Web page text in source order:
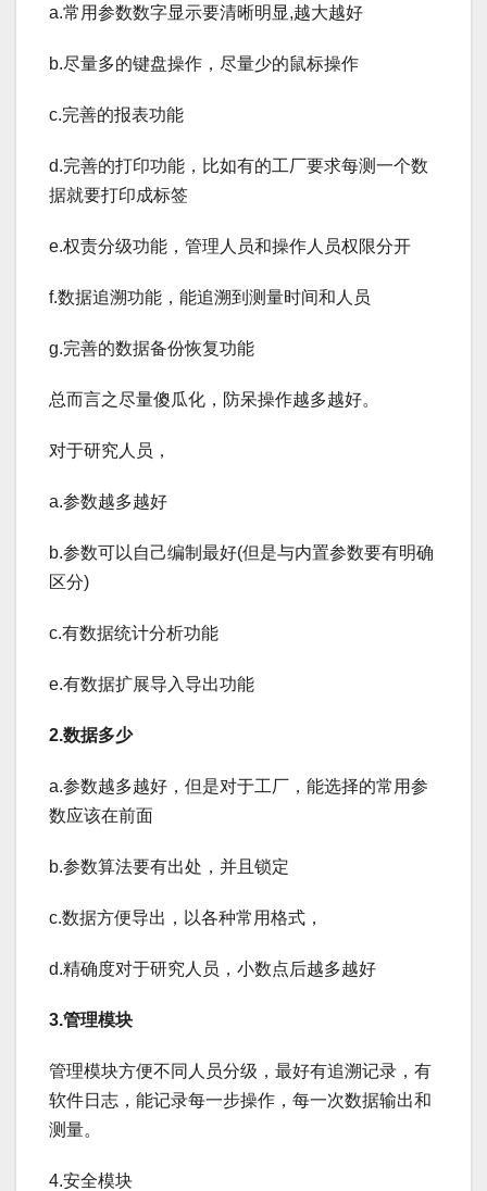
a.常用参数数字显示要清晰明显,越大越好
b.尽量多的键盘操作，尽量少的鼠标操作
c.完善的报表功能
d.完善的打印功能，比如有的工厂要求每测一个数
据就要打印成标签
e.权责分级功能，管理人员和操作人员权限分开
f.数据追溯功能，能追溯到测量时间和人员
g.完善的数据备份恢复功能
总而言之尽量傻瓜化，防呆操作越多越好。
对于研究人员，
a.参数越多越好
b.参数可以自己编制最好(但是与内置参数要有明确
区分)
c.有数据统计分析功能
e.有数据扩展导入导出功能
2.数据多少
a.参数越多越好，但是对于工厂，能选择的常用参
数应该在前面
b.参数算法要有出处，并且锁定
c.数据方便导出，以各种常用格式，
d.精确度对于研究人员，小数点后越多越好
3.管理模块
管理模块方便不同人员分级，最好有追溯记录，有
软件日志，能记录每一步操作，每一次数据输出和
测量。
4.安全模块